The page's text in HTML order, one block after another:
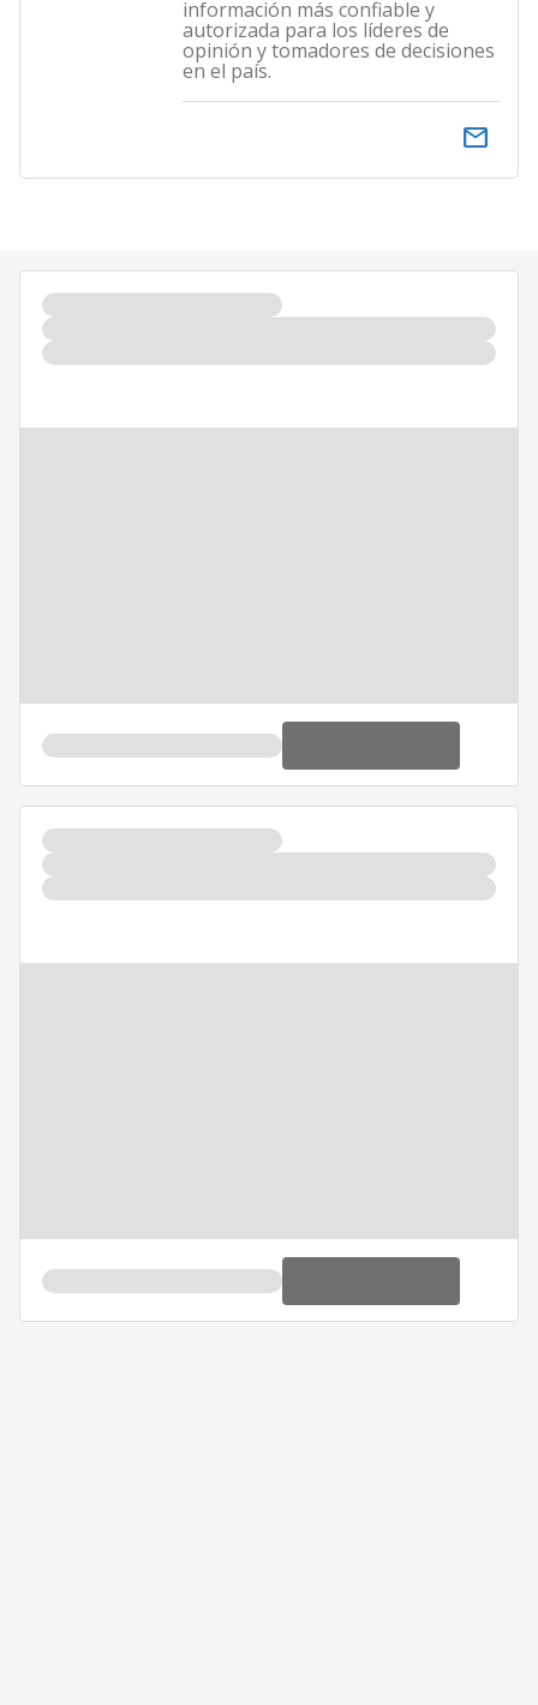
información más confiable y
autorizada para los líderes de
opinión y tomadores de decisiones
en el país.
email